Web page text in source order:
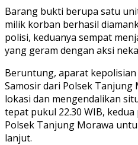
Barang bukti berupa satu
milik korban berhasil
polisi, keduanya sempat
yang geram dengan aksi
Beruntung, aparat
Samosir dari Polsek Tanjung
lokasi dan mengendalikan
tepat pukul 22.30 WIB,
Polsek Tanjung Morawa
lanjut.